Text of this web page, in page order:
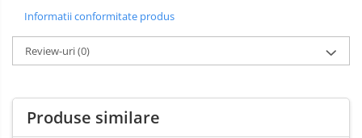
Informatii conformitate produs
Review-uri(0)
Produse similare